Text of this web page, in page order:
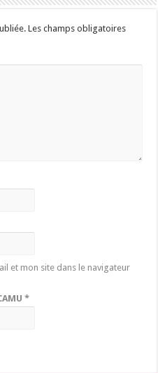
Les champs obligatoires
et mon site dans le navigateur
*